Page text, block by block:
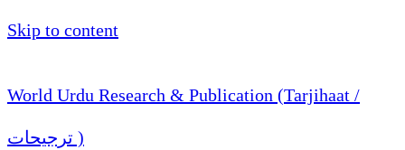
Skip to content
World Urdu Research & Publication (Tarjihaat /
ترجیحات )